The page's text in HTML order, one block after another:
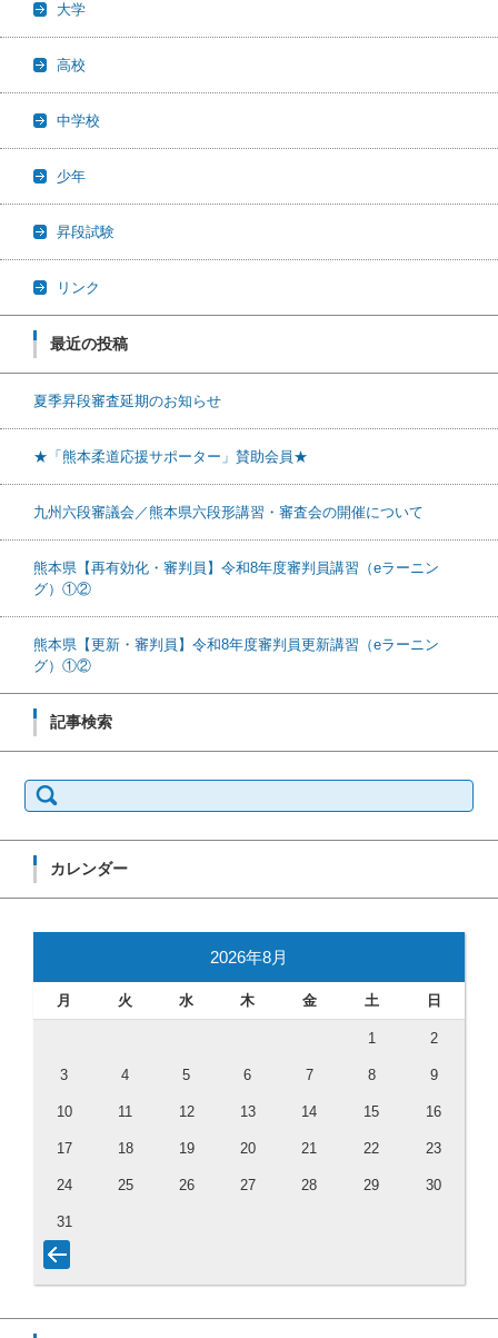
大学
高校
中学校
少年
昇段試験
リンク
最近の投稿
夏季昇段審査延期のお知らせ
★「熊本柔道応援サポーター」賛助会員★
九州六段審議会／熊本県六段形講習・審査会の開催について
熊本県【再有効化・審判員】令和8年度審判員講習（eラーニン
グ）①②
熊本県【更新・審判員】令和8年度審判員更新講習（eラーニン
グ）①②
記事検索
検索:
カレンダー
2026年8月
月 火 水 木 金 土 日
1 2
3 4 5 6 7 8 9
10 11 12 13 14 15 16
17 18 19 20 21 22 23
24 25 26 27 28 29 30
31